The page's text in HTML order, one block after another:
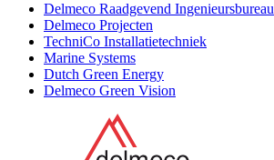
Delmeco Raadgevend Ingenieursbureau
Delmeco Projecten
TechniCo Installatietechniek
Marine Systems
Dutch Green Energy
Delmeco Green Vision